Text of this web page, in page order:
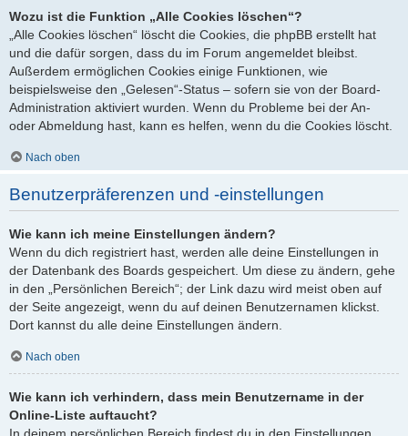
Wozu ist die Funktion „Alle Cookies löschen“?
„Alle Cookies löschen“ löscht die Cookies, die phpBB erstellt hat
und die dafür sorgen, dass du im Forum angemeldet bleibst.
Außerdem ermöglichen Cookies einige Funktionen, wie
beispielsweise den „Gelesen“-Status – sofern sie von der Board-
Administration aktiviert wurden. Wenn du Probleme bei der An-
oder Abmeldung hast, kann es helfen, wenn du die Cookies löscht.
Nach oben
Benutzerpräferenzen und -einstellungen
Wie kann ich meine Einstellungen ändern?
Wenn du dich registriert hast, werden alle deine Einstellungen in
der Datenbank des Boards gespeichert. Um diese zu ändern, gehe
in den „Persönlichen Bereich“; der Link dazu wird meist oben auf
der Seite angezeigt, wenn du auf deinen Benutzernamen klickst.
Dort kannst du alle deine Einstellungen ändern.
Nach oben
Wie kann ich verhindern, dass mein Benutzername in der
Online-Liste auftaucht?